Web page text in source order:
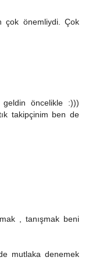
çok önemliydi. Çok
geldin öncelikle :)))
takipçinim ben de
, tanışmak beni
mutlaka denemek